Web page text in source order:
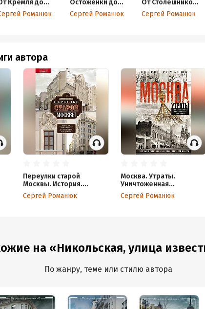
Кремля до
города
Романюк
Остоженки до
Тверской
Сергей Романюк
От Столешников
до Чистых
прудов
Сергей Романюк
автора
Переулки старой
Москвы. История.
Памятники архитектуры.
Маршруты
Сергей Романюк
Москва. Утраты.
Уничтоженная
архитектура столицы
Сергей Романюк
на «Никольская, улица
По жанру, теме или стилю автора